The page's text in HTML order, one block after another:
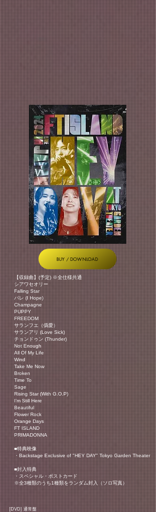
BUY / DOWNLOAD
【収録曲】(予定) ※全仕様共通
シアワセオリー
Falling Star
パレ (I Hope)
Champagne
PUPPY
FREEDOM
サランフエ（僞愛）
サランアリ (Love Sick)
チョンドゥン (Thunder)
Not Enough
All Of My Life
Wind
Take Me Now
Broken
Time To
Sage
Rising Star (With G.O.P)
I’m Still Here
Beautiful
Flower Rock
Orange Days
FT ISLAND
PRIMADONNA
■特典映像
・Backstage Exclusive of "HEY DAY" Tokyo Garden Theater
■封入特典
・スペシャル・ポストカード
※全3種類のうち1種類をランダム封入（ソロ写真）
​[DVD] 通常盤